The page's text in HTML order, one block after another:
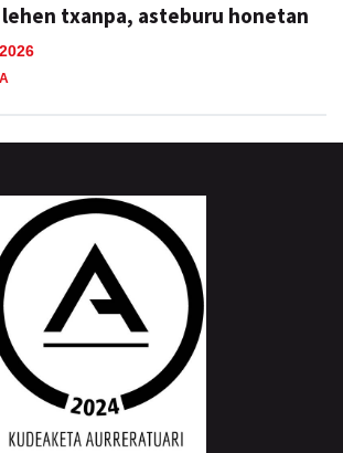
txanpa, asteburu honetan